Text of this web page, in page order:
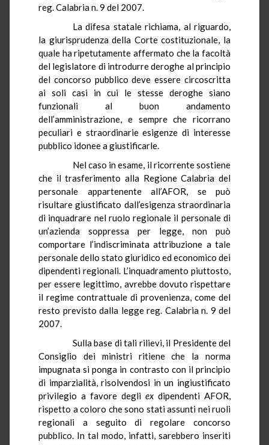
reg. Calabria n. 9 del 2007.
La difesa statale richiama, al riguardo,
la giurisprudenza della Corte costituzionale, la
quale ha ripetutamente affermato che la facoltà
del legislatore di introdurre deroghe al principio
del concorso pubblico deve essere circoscritta
ai soli casi in cui le stesse deroghe siano
funzionali al buon andamento
dell’amministrazione, e sempre che ricorrano
peculiari e straordinarie esigenze di interesse
pubblico idonee a giustificarle.
Nel caso in esame, il ricorrente sostiene
che il trasferimento alla Regione Calabria del
personale appartenente all’AFOR, se può
risultare giustificato dall’esigenza straordinaria
di inquadrare nel ruolo regionale il personale di
un’azienda soppressa per legge, non può
comportare l’indiscriminata attribuzione a tale
personale dello stato giuridico ed economico dei
dipendenti regionali. L’inquadramento piuttosto,
per essere legittimo, avrebbe dovuto rispettare
il regime contrattuale di provenienza, come del
resto previsto dalla legge reg. Calabria n. 9 del
2007.
Sulla base di tali rilievi, il Presidente del
Consiglio dei ministri ritiene che la norma
impugnata si ponga in contrasto con il principio
di imparzialità, risolvendosi in un ingiustificato
privilegio a favore degli ex dipendenti AFOR,
rispetto a coloro che sono stati assunti nei ruoli
regionali a seguito di regolare concorso
pubblico. In tal modo, infatti, sarebbero inseriti